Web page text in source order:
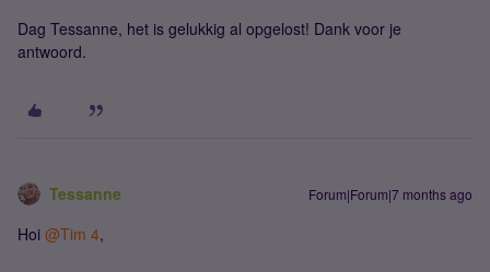
Dag Tessanne, het is gelukkig al opgelost! Dank voor je
antwoord.
Tessanne Forum|Forum|7 months ago
Hoi ​ @Tim 4,